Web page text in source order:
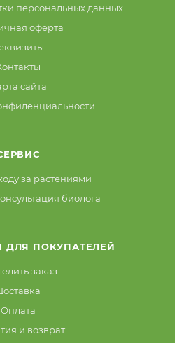
персональных данных
оферта
сайта
за растениями
биолога
ПОКУПАТЕЛЕЙ
заказ
Оплата
и возврат